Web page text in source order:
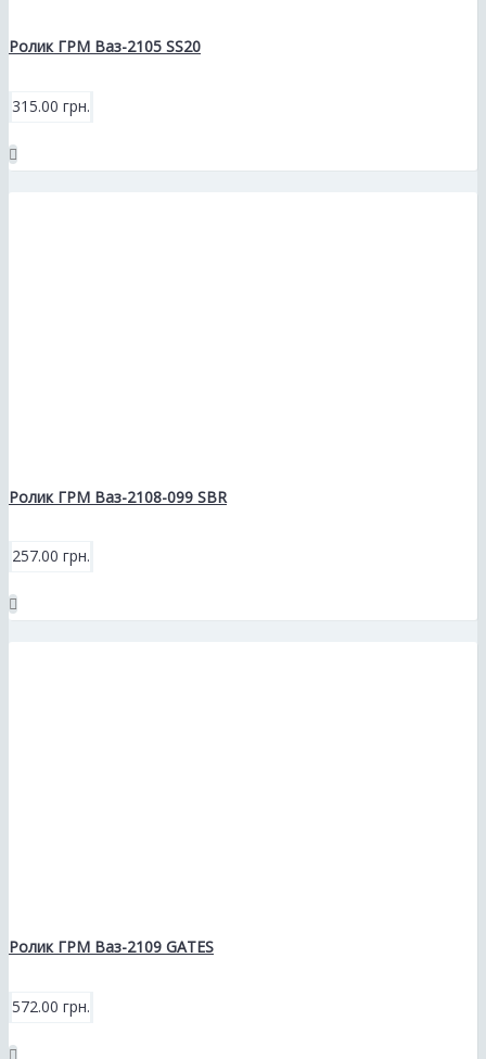
Ролик ГРМ Ваз-2105 SS20
315.00 грн.
Ролик ГРМ Ваз-2108-099 SBR
257.00 грн.
Ролик ГРМ Ваз-2109 GATES
572.00 грн.